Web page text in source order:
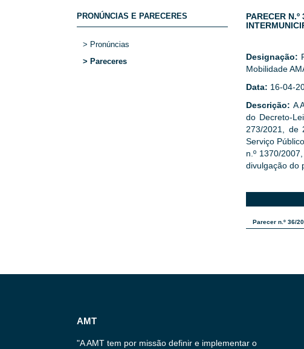
PRONÚNCIAS E PARECERES
> Pronúncias
> Pareceres
PARECER
Designação:
Mobilidade
Data: 16-04-
Descrição: A
do Decreto-
273/2021, de
Serviço
n.º 1370/
divulgação do
Parecer n.º 36/
AMT
"A AMT tem por missão definir e implementar o